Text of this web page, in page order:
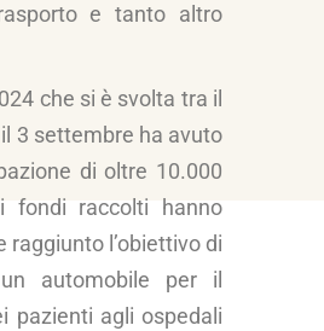
e tanto altro
che si è svolta tra il
3 settembre ha avuto
di oltre 10.000
fondi raccolti hanno
raggiunto l’obiettivo di
automobile per il
pazienti agli ospedali